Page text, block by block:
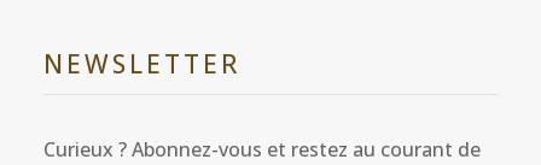
NEWSLETTER
Curieux ? Abonnez-vous et restez au courant de